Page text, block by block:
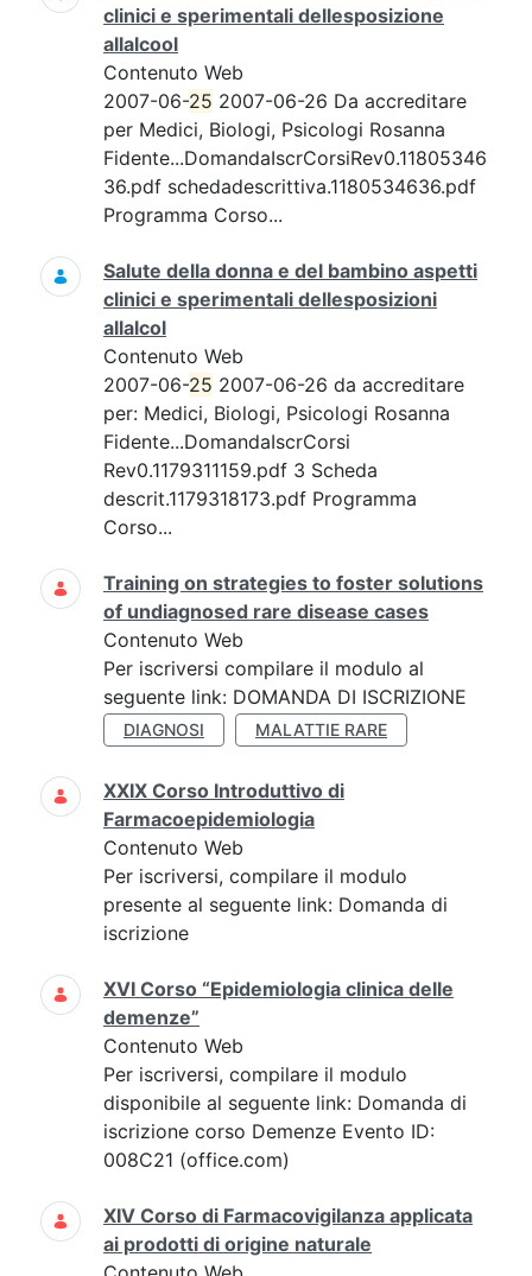
clinici e sperimentali dellesposizione
allalcool
Contenuto Web
2007-06-25 2007-06-26 Da accreditare
per Medici, Biologi, Psicologi Rosanna
Fidente...DomandaIscrCorsiRev0.11805346
36.pdf schedadescrittiva.1180534636.pdf
Programma Corso...
Salute della donna e del bambino aspetti
clinici e sperimentali dellesposizioni
allalcol
Contenuto Web
2007-06-25 2007-06-26 da accreditare
per: Medici, Biologi, Psicologi Rosanna
Fidente...DomandaIscrCorsi
Rev0.1179311159.pdf 3 Scheda
descrit.1179318173.pdf Programma
Corso...
Training on strategies to foster solutions
of undiagnosed rare disease cases
Contenuto Web
Per iscriversi compilare il modulo al
seguente link: DOMANDA DI ISCRIZIONE
DIAGNOSI MALATTIE RARE
XXIX Corso Introduttivo di
Farmacoepidemiologia
Contenuto Web
Per iscriversi, compilare il modulo
presente al seguente link: Domanda di
iscrizione
XVI Corso “Epidemiologia clinica delle
demenze”
Contenuto Web
Per iscriversi, compilare il modulo
disponibile al seguente link: Domanda di
iscrizione corso Demenze Evento ID:
008C21 (office.com)
XIV Corso di Farmacovigilanza applicata
ai prodotti di origine naturale